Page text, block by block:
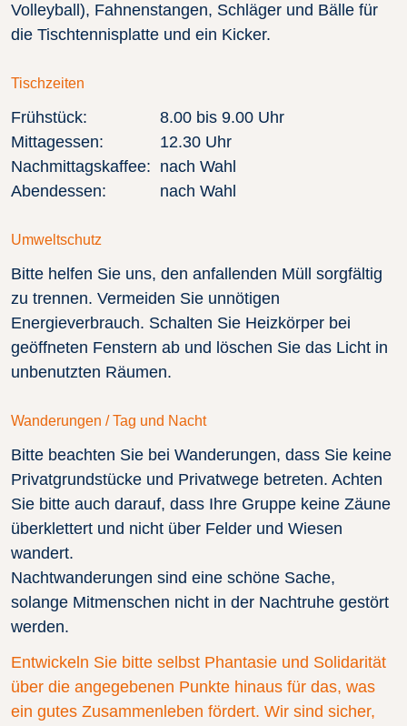
Volleyball), Fahnenstangen, Schläger und Bälle für
die Tischtennisplatte und ein Kicker.
Tischzeiten
Frühstück:
8.00 bis 9.00 Uhr
Mittagessen:
12.30 Uhr
Nachmittagskaffee: nach Wahl
Abendessen:
nach Wahl
Umweltschutz
Bitte helfen Sie uns, den anfallenden Müll sorgfältig
zu trennen. Vermeiden Sie unnötigen
Energieverbrauch. Schalten Sie Heizkörper bei
geöffneten Fenstern ab und löschen Sie das Licht in
unbenutzten Räumen.
Wanderungen / Tag und Nacht
Bitte beachten Sie bei Wanderungen, dass Sie keine
Privatgrundstücke und Privatwege betreten. Achten
Sie bitte auch darauf, dass Ihre Gruppe keine Zäune
überklettert und nicht über Felder und Wiesen
wandert.
Nachtwanderungen sind eine schöne Sache,
solange Mitmenschen nicht in der Nachtruhe gestört
werden.
Entwickeln Sie bitte selbst Phantasie und Solidarität
über die angegebenen Punkte hinaus für das, was
ein gutes Zusammenleben fördert. Wir sind sicher,